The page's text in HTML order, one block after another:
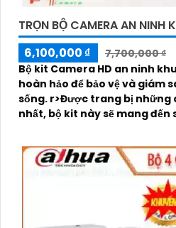
TRỌN BỘ CAMERA AN NINH
6,100,000 ₫
7,700,000 ₫
Bộ kit Camera HD an ninh
hoàn hảo để bảo vệ và giám
sống. r>Được trang bị những công nghệ hiện đại
nhất, bộ kit này sẽ mang